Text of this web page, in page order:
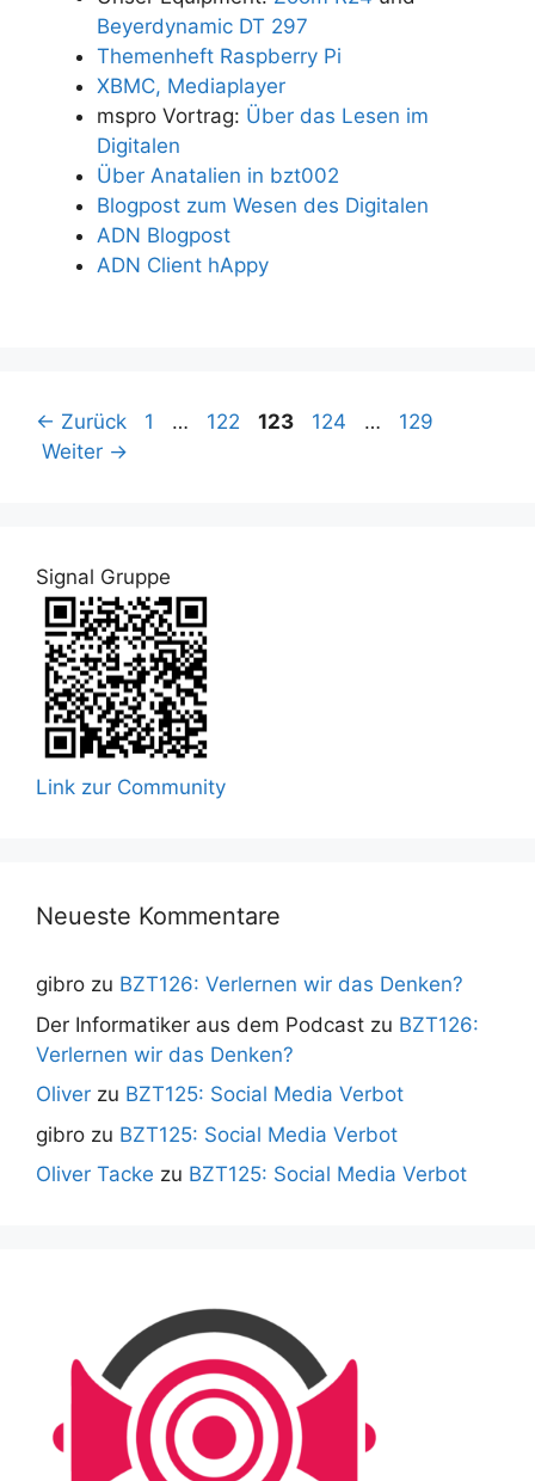
Beyerdynamic DT 297
Themenheft Raspberry Pi
XBMC, Mediaplayer
mspro Vortrag: Über das Lesen im
Digitalen
Über Anatalien in bzt002
Blogpost zum Wesen des Digitalen
ADN Blogpost
ADN Client hAppy
← Zurück Seite
1 … Seite
122 Seite
123 Seite
124 … Seite
129
Weiter →
Signal Gruppe
Link zur Community
Neueste Kommentare
gibro zu BZT126: Verlernen wir das Denken?
Der Informatiker aus dem Podcast zu BZT126:
Verlernen wir das Denken?
Oliver zu BZT125: Social Media Verbot
gibro zu BZT125: Social Media Verbot
Oliver Tacke zu BZT125: Social Media Verbot